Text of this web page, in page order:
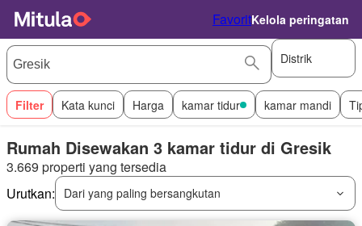
FavoritKelola peringatan
Distrik
Filter Kata kunci Harga kamar tidur kamar mandi
Rumah Disewakan 3 kamar tidur di Gresik
3.669 properti yang tersedia
Urutkan:
Dari yang paling bersangkutan